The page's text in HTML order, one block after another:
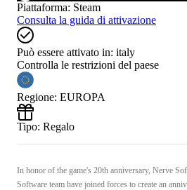
Piattaforma: Steam
Consulta la guida di attivazione
Può essere attivato in: italy
Controlla le restrizioni del paese
Regione: EUROPA
Tipo: Regalo
In honor of the game's 20th anniversary, Nerve
Software team have joined forces to create an